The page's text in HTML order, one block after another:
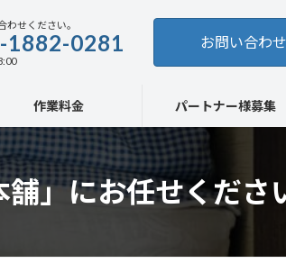
わせください。
1882-0281 お問い合わせ
作業料金 パートナー様募集
」にお任せくださ